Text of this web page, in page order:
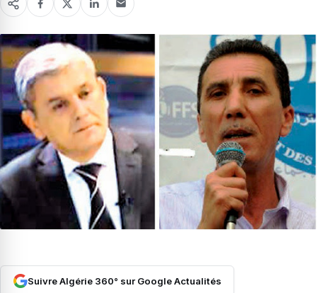
Suivre Algérie 360° sur Google Actualités